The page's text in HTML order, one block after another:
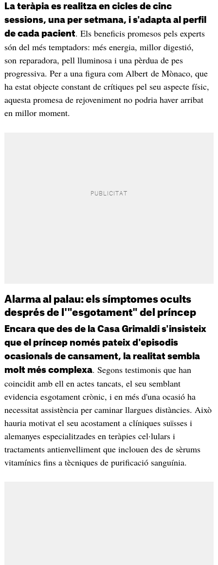
La teràpia es realitza en cicles de cinc
sessions, una per setmana, i s'adapta al perfil
de cada pacient. Els beneficis promesos pels experts
són del més temptadors: més energia, millor digestió,
son reparadora, pell lluminosa i una pèrdua de pes
progressiva. Per a una figura com Albert de Mònaco, que
ha estat objecte constant de crítiques pel seu aspecte físic,
aquesta promesa de rejoveniment no podria haver arribat
en millor moment.
Alarma al palau: els símptomes ocults
després de l'"esgotament" del príncep
Encara que des de la Casa Grimaldi s'insisteix
que el príncep només pateix d'episodis
ocasionals de cansament, la realitat sembla
molt més complexa. Segons testimonis que han
coincidit amb ell en actes tancats, el seu semblant
evidencia esgotament crònic, i en més d'una ocasió ha
necessitat assistència per caminar llargues distàncies. Això
hauria motivat el seu acostament a clíniques suïsses i
alemanyes especialitzades en teràpies cel·lulars i
tractaments antienvelliment que inclouen des de sèrums
vitamínics fins a tècniques de purificació sanguínia.